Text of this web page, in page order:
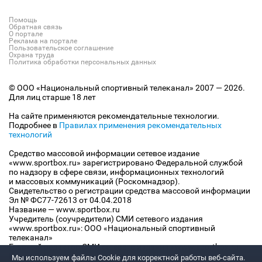
Помощь
Обратная связь
О портале
Реклама на портале
Пользовательское соглашение
Охрана труда
Политика обработки персональных данных
© ООО «Национальный спортивный телеканал» 2007 — 2026.
Для лиц старше 18 лет
На сайте применяются рекомендательные технологии.
Подробнее в Правилах применения рекомендательных
технологий
Средство массовой информации сетевое издание
«www.sportbox.ru» зарегистрировано Федеральной службой
по надзору в сфере связи, информационных технологий
и массовых коммуникаций (Роскомнадзор).
Свидетельство о регистрации средства массовой информации
Эл № ФС77-72613 от 04.04.2018
Название — www.sportbox.ru
Учредитель (соучредители) СМИ сетевого издания
«www.sportbox.ru»: ООО «Национальный спортивный
телеканал»
Главный редактор СМИ сетевого издания «www.sportbox.ru»:
Конов В.А.
Мы используем файлы Сookie для корректной работы веб-сайта.